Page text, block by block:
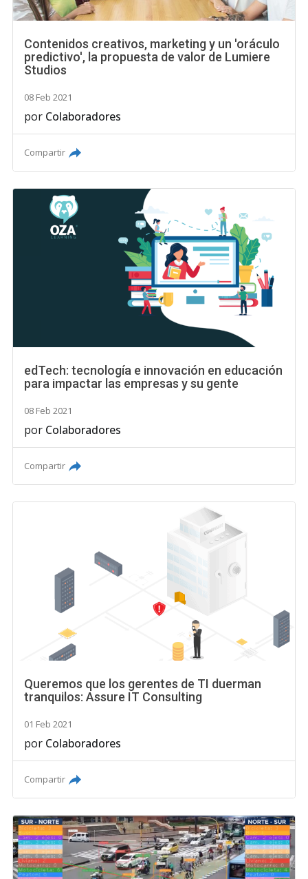
Contenidos creativos, marketing y un 'oráculo
predictivo', la propuesta de valor de Lumiere
Studios
08 Feb 2021
por Colaboradores
Compartir
edTech: tecnología e innovación en educación
para impactar las empresas y su gente
08 Feb 2021
por Colaboradores
Compartir
Queremos que los gerentes de TI duerman
tranquilos: Assure IT Consulting
01 Feb 2021
por Colaboradores
Compartir